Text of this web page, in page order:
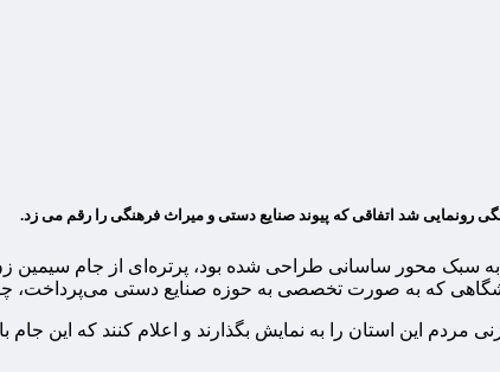
رونمایی شد اتفاقی که پیوند صنایع دستی و میراث فرهنگی را رقم می زد.
سبک محور ساسانی طراحی شده بود، پرتره‌ای از جام سیمین
که به صورت تخصصی به حوزه صنایع دستی می‌پرداخت،
مردم این استان را به نمایش بگذارند و اعلام کنند که این